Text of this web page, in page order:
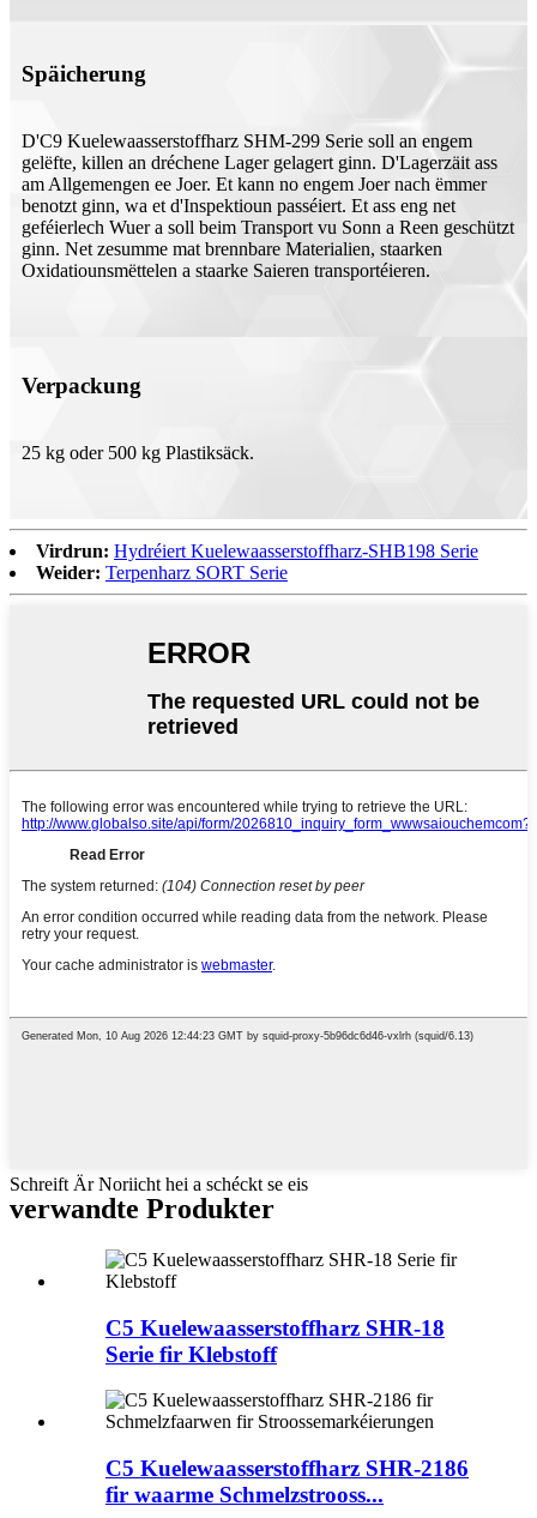
Späicherung
D'C9 Kuelewaasserstoffharz SHM-299 Serie soll an engem
gelëfte, killen an dréchene Lager gelagert ginn. D'Lagerzäit ass
am Allgemengen ee Joer. Et kann no engem Joer nach ëmmer
benotzt ginn, wa et d'Inspektioun passéiert. Et ass eng net
geféierlech Wuer a soll beim Transport vu Sonn a Reen geschützt
ginn. Net zesumme mat brennbare Materialien, staarken
Oxidatiounsmëttelen a staarke Saieren transportéieren.
Verpackung
25 kg oder 500 kg Plastiksäck.
Virdrun: Hydréiert Kuelewaasserstoffharz-SHB198 Serie
Weider: Terpenharz SORT Serie
Schreift Är Noriicht hei a schéckt se eis
verwandte Produkter
C5 Kuelewaasserstoffharz SHR-18
Serie fir Klebstoff
C5 Kuelewaasserstoffharz SHR-2186
fir waarme Schmelzstrooss...